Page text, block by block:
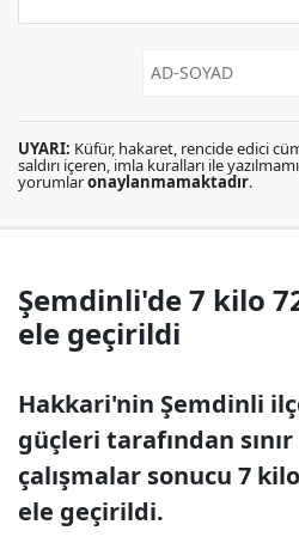
UYARI: Küfür, hakaret, rencide edici
saldırı içeren, imla kuralları ile
yorumlaronaylanmamaktadır.
Şemdinli'de 7 kilo
ele geçirildi
Hakkari'nin Şemdinli
güçleri tarafından
çalışmalar sonucu 7
ele geçirildi.